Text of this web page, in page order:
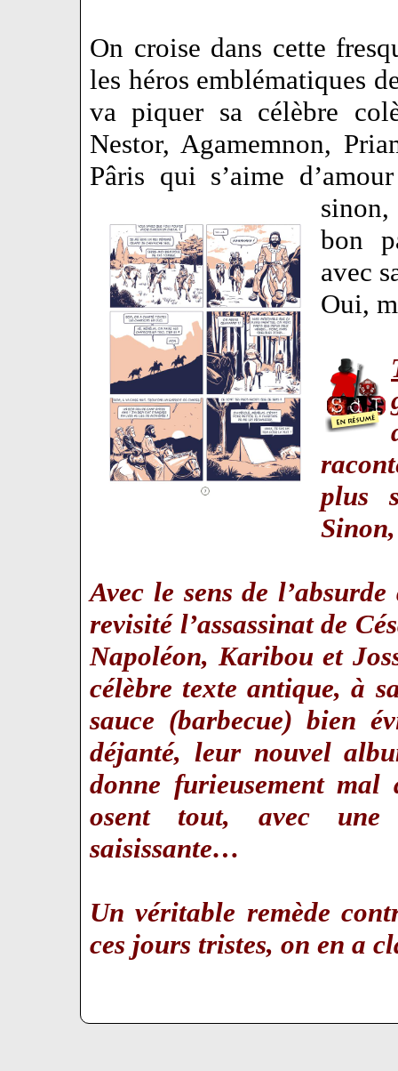
On croise dans cette
les héros emblématiques
va piquer sa célèbre
Nestor, Agamemnon,
Pâris qui s’aime
bon
avec
Oui,
plus
Avec le sens de
revisité l’assassinat de
Napoléon, Karibou et
célèbre texte antique, à
sauce (barbecue) bien
déjanté, leur nouvel
donne furieusement
osent tout, avec une
saisissante…
Un véritable remède
ces jours tristes, on en a